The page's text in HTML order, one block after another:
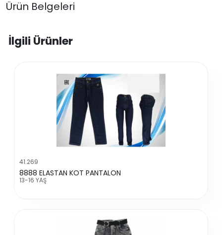
Ürün Belgeleri
İlgili Ürünler
41.269
8888 ELASTAN KOT PANTALON
13-16 YAŞ